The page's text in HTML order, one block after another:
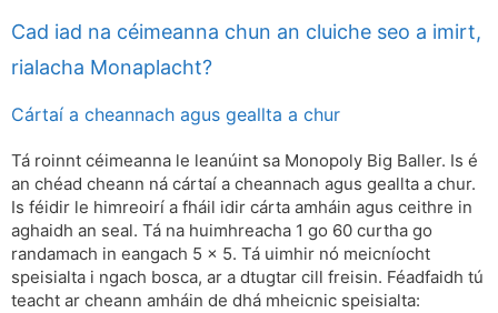
Cad iad na céimeanna chun an cluiche seo a imirt,
rialacha Monaplacht?
Cártaí a cheannach agus geallta a chur
Tá roinnt céimeanna le leanúint sa Monopoly Big Baller. Is é
an chéad cheann ná cártaí a cheannach agus geallta a chur.
Is féidir le himreoirí a fháil idir cárta amháin agus ceithre in
aghaidh an seal. Tá na huimhreacha 1 go 60 curtha go
randamach in eangach 5 x 5. Tá uimhir nó meicníocht
speisialta i ngach bosca, ar a dtugtar cill freisin. Féadfaidh tú
teacht ar cheann amháin de dhá mheicnic speisialta: